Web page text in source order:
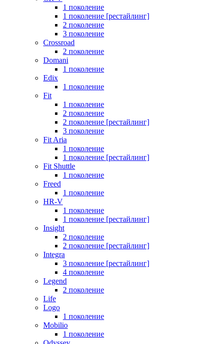
1 поколение
1 поколение [рестайлинг]
2 поколение
3 поколение
Crossroad
2 поколение
Domani
1 поколение
Edix
1 поколение
Fit
1 поколение
2 поколение
2 поколение [рестайлинг]
3 поколение
Fit Aria
1 поколение
1 поколение [рестайлинг]
Fit Shuttle
1 поколение
Freed
1 поколение
HR-V
1 поколение
1 поколение [рестайлинг]
Insight
2 поколение
2 поколение [рестайлинг]
Integra
3 поколение [рестайлинг]
4 поколение
Legend
2 поколение
Life
Logo
1 поколение
Mobilio
1 поколение